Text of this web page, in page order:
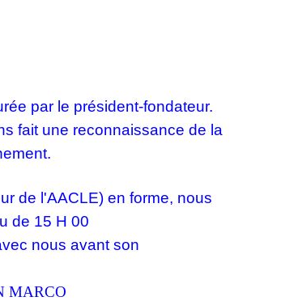
par le président-fondateur.
fait une reconnaissance de la
de l'AACLE) en forme, nous
de 15 H 00
nous avant son
MARCO